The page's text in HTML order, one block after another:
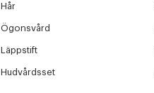
Hår
Ögonsvård
Läppstift
Hudvårdsset